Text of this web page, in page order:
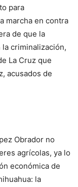
para
marcha en contra
de que la
criminalización,
La Cruz que
acusados de
Obrador no
agrícolas, ya lo
económica de
la